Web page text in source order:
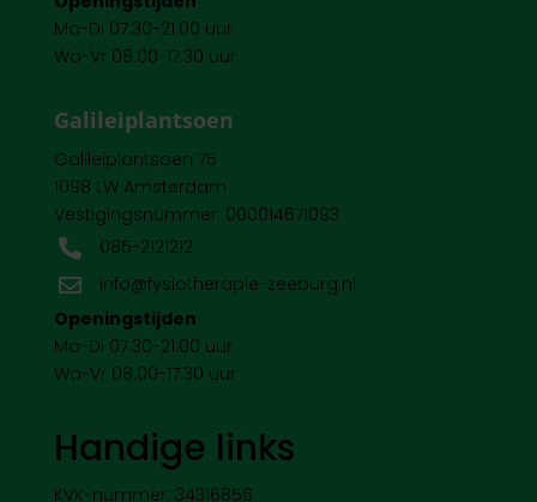
Ma-Di 07.30-21.00 uur
Wo-Vr 08.00-17.30 uur
Galileiplantsoen
Galileiplantsoen 75
1098 LW Amsterdam
Vestigingsnummer: 000014671093
 085-2121212

info@fysiotherapie-zeeburg.nl
Openingstijden
Ma-Di 07.30-21.00 uur
Wo-Vr 08.00-17.30 uur
Handige links
KVK-nummer: 34316856